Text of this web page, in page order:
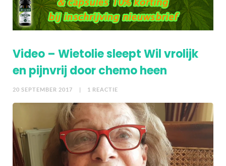
Video – Wietolie sleept Wil vrolijk
en pijnvrij door chemo heen
20 SEPTEMBER 2017 | 1 REACTIE